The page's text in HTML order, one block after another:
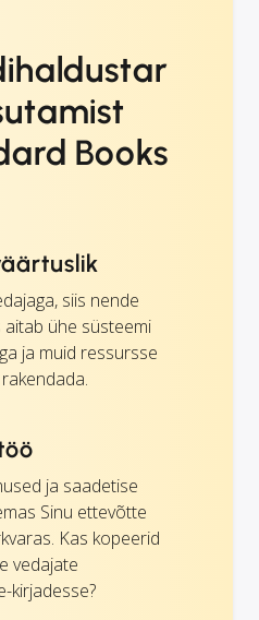
Books
siis nende
ühe süsteemi
ja muid ressursse
ja saadetise
Sinu ettevõtte
Kas kopeerid
vedajate
kirjadesse?